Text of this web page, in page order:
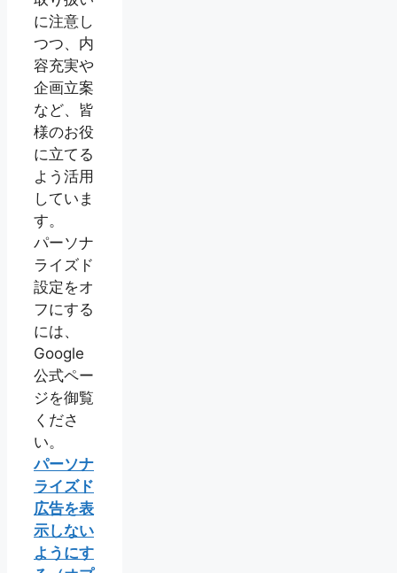
に注意し
つつ、内
容充実や
企画立案
など、皆
様のお役
に立てる
よう活用
していま
す。
パーソナ
ライズド
設定をオ
フにする
には、
Google
公式ペー
ジを御覧
くださ
い。
パーソナ
ライズド
広告を表
示しない
ようにす